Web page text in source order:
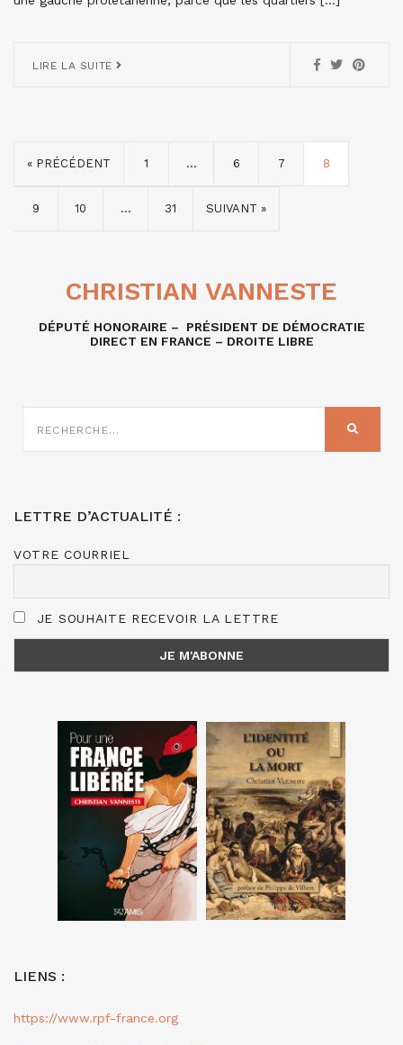
LIRE LA SUITE
« PRÉCÉDENT 1 … 6 7 8
9 10 … 31 SUIVANT »
CHRISTIAN VANNESTE
DÉPUTÉ HONORAIRE – PRÉSIDENT DE DÉMOCRATIE
DIRECT EN FRANCE – DROITE LIBRE
RECHERCHE
SUR
LETTRE D’ACTUALITÉ :
VOTRE COURRIEL
JE SOUHAITE RECEVOIR LA LETTRE
LIENS :
https://www.rpf-france.org